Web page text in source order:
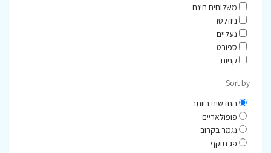
משלוחים חינם
ניוזלטר
נעליים
ספורט
קניות
Sort by
החדשים ביותר
פופולאריים
נגמר בקרוב
פג תוקף